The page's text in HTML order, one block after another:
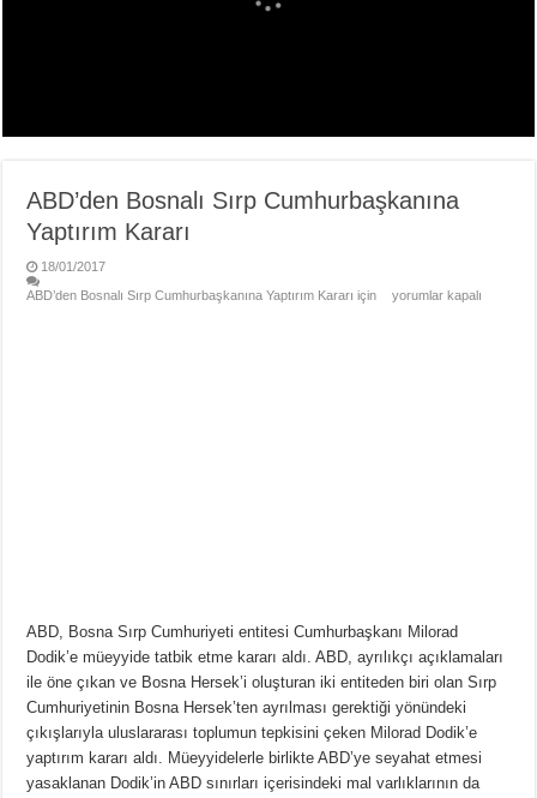
ABD’den Bosnalı Sırp Cumhurbaşkanına
Yaptırım Kararı
18/01/2017
ABD’den Bosnalı Sırp Cumhurbaşkanına Yaptırım Kararı için
yorumlar kapalı
ABD, Bosna Sırp Cumhuriyeti entitesi Cumhurbaşkanı Milorad
Dodik’e müeyyide tatbik etme kararı aldı. ABD, ayrılıkçı açıklamaları
ile öne çıkan ve Bosna Hersek’i oluşturan iki entiteden biri olan Sırp
Cumhuriyetinin Bosna Hersek’ten ayrılması gerektiği yönündeki
çıkışlarıyla uluslararası toplumun tepkisini çeken Milorad Dodik’e
yaptırım kararı aldı. Müeyyidelerle birlikte ABD’ye seyahat etmesi
yasaklanan Dodik’in ABD sınırları içerisindeki mal varlıklarının da